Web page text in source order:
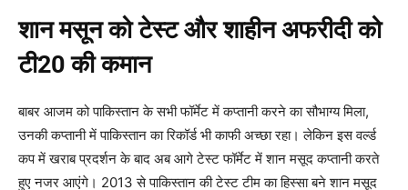
शान मसून को टेस्ट और शाहीन अफरीदी को
टी20 की कमान
बाबर आजम को पाकिस्तान के सभी फॉर्मेट में कप्तानी करने का सौभाग्य मिला,
उनकी कप्तानी में पाकिस्तान का रिकॉर्ड भी काफी अच्छा रहा। लेकिन इस वर्ल्ड
कप में खराब प्रदर्शन के बाद अब आगे टेस्ट फॉर्मेट में शान मसूद कप्तानी करते
हुए नजर आएंगे। 2013 से पाकिस्तान की टेस्ट टीम का हिस्सा बने शान मसूद